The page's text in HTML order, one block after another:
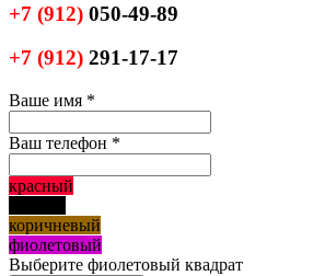
+7 (912) 050-49-89
+7 (912) 291-17-17
Ваше имя *
Ваш телефон *
красный
коричневый
фиолетовый
Выберите фиолетовый квадрат